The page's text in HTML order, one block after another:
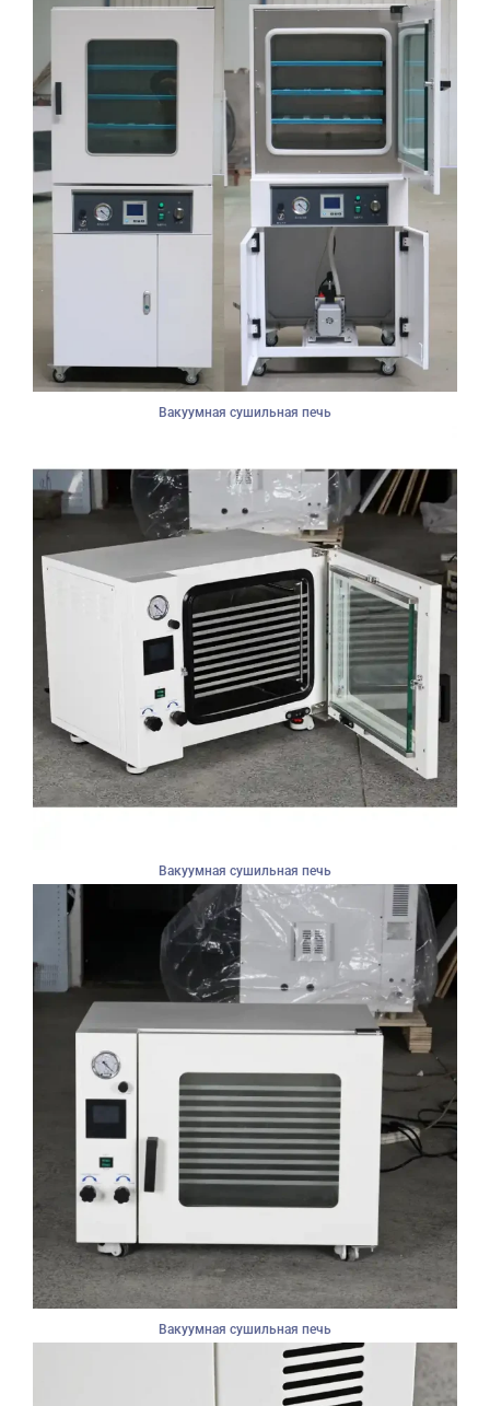
Вакуумная сушильная печь
Вакуумная сушильная печь
Вакуумная сушильная печь